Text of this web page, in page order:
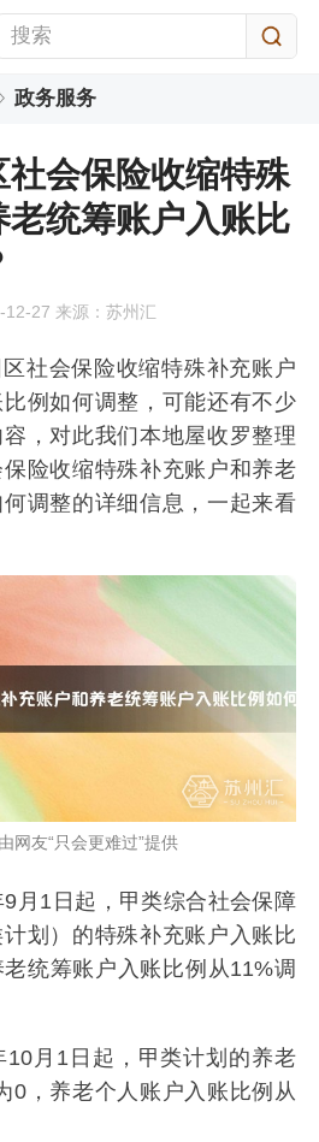
政务服务
会保险收缩特殊
统筹账户入账比
12-27 来源：苏州汇
社会保险收缩特殊补充账户
例如何调整，可能还有不少
，对此我们本地屋收罗整理
险收缩特殊补充账户和养老
调整的详细信息，一起来看
网友“只会更难过”提供
9月1日起，甲类综合社会保障
划）的特殊补充账户入账比
统筹账户入账比例从11%调
10月1日起，甲类计划的养老
0，养老个人账户入账比例从